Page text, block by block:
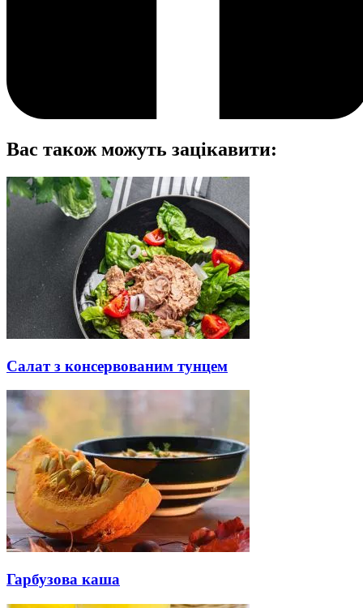
Вас також можуть зацікавити:
Салат з консервованим тунцем
Гарбузова каша